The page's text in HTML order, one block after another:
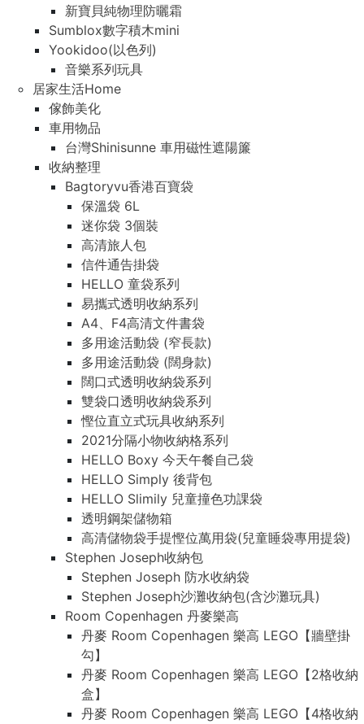
新寶貝純物理防曬霜
Sumblox數字積木mini
Yookidoo(以色列)
音樂系列玩具
居家生活Home
傢飾美化
車用物品
台灣Shinisunne 車用磁性遮陽簾
收納整理
Bagtoryvu香港百寶袋
保溫袋 6L
迷你袋 3個裝
高清旅人包
信件通告掛袋
HELLO 童袋系列
易攜式透明收納系列
A4、F4高清文件書袋
多用途活動袋 (窄長款)
多用途活動袋 (闊身款)
闊口式透明收納袋系列
雙袋口透明收納袋系列
慳位直立式玩具收納系列
2021分隔小物收納格系列
HELLO Boxy 今天午餐自己袋
HELLO Simply 後背包
HELLO Slimily 兒童撞色功課袋
透明鋼架儲物箱
高清儲物袋手提慳位萬用袋(兒童睡袋專用提袋)
Stephen Joseph收納包
Stephen Joseph 防水收納袋
Stephen Joseph沙灘收納包(含沙灘玩具)
Room Copenhagen 丹麥樂高
丹麥 Room Copenhagen 樂高 LEGO【牆壁掛
勾】
丹麥 Room Copenhagen 樂高 LEGO【2格收納
盒】
丹麥 Room Copenhagen 樂高 LEGO【4格收納